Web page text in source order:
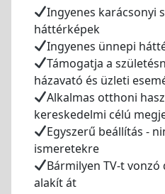
Ingyenes karácsonyi
háttérképek
Ingyenes ünnepi
Támogatja a
házavató és üzleti
Alkalmas otthoni
kereskedelmi célú
Egyszerű beállítás -
ismeretekre
Bármilyen TV-t
alakít át